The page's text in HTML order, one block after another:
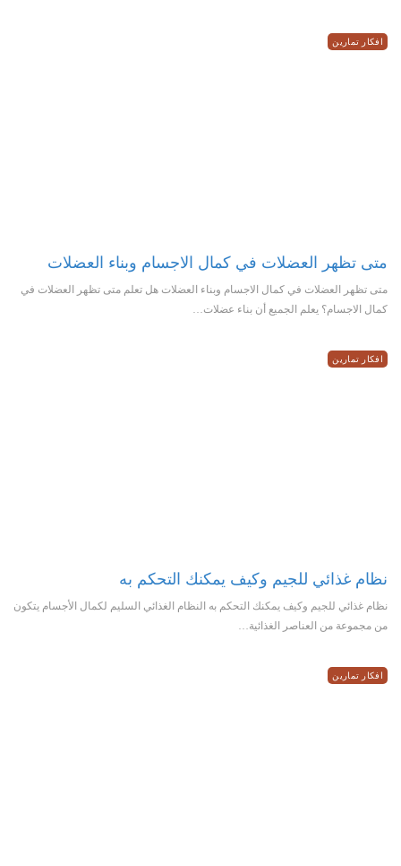
افكار تمارين
متى تظهر العضلات في كمال الاجسام وبناء العضلات
متى تظهر العضلات في كمال الاجسام وبناء العضلات هل تعلم متى تظهر العضلات في
كمال الاجسام؟ يعلم الجميع أن بناء عضلات…
افكار تمارين
نظام غذائي للجيم وكيف يمكنك التحكم به
نظام غذائي للجيم وكيف يمكنك التحكم به النظام الغذائي السليم لكمال الأجسام يتكون
من مجموعة من العناصر الغذائية…
افكار تمارين